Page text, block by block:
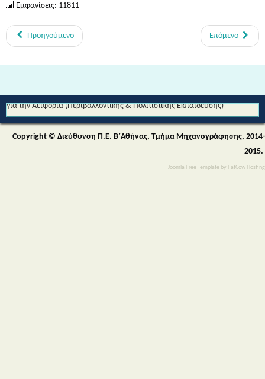
Joomla Free Template by FatCow Hosting
Εμφανίσεις: 11811
Προηγούμενο Επόμενο
για την Αειφορία (Περιβαλλοντικής & Πολιτιστικής Εκπαίδευσης)
Copyright © Διεύθυνση Π.Ε. Β΄Αθήνας, Τμήμα Μηχανογράφησης, 2014-
2015.